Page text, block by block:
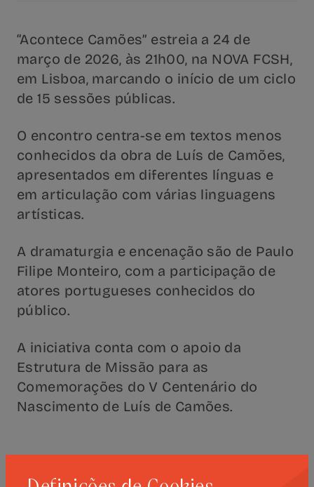
“Acontece Camões” estreia a 24 de
março de 2026, às 21h00, na NOVA FCSH,
em Lisboa, marcando o início de um ciclo
de 15 sessões públicas.
O encontro centra-se em textos menos
conhecidos da obra de Luís de Camões,
apresentados em diferentes línguas e
em articulação com várias linguagens
artísticas.
A dramaturgia e encenação são de Paulo
Filipe Monteiro, com a participação de
atores portugueses conhecidos do
público.
A iniciativa conta com o apoio da
Estrutura de Missão para as
Comemorações do V Centenário do
Nascimento de Luís de Camões.